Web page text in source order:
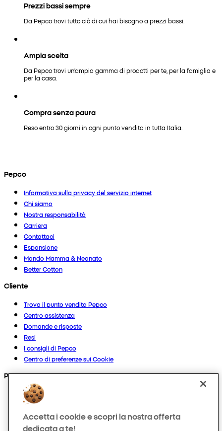
Prezzi bassi sempre
Da Pepco trovi tutto ciò di cui hai bisogno a prezzi bassi.
Ampia scelta
Da Pepco trovi un'ampia gamma di prodotti per te, per la famiglia e
per la casa.
Compra senza paura
Reso entro 30 giorni in ogni punto vendita in tutta Italia.
Pepco
Informativa sulla privacy del servizio internet
Chi siamo
Nostra responsabilità
Carriera
Contattaci
Espansione
Mondo Mamma & Neonato
Better Cotton
Cliente
Trova il punto vendita Pepco
Centro assistenza
Domande e risposte
Resi
I consigli di Pepco
Centro di preferenze sui Cookie
Prodotti
Collezioni
Neonato
Bambino
Casa
Accetta i cookie e scopri la nostra offerta
dedicata a te!